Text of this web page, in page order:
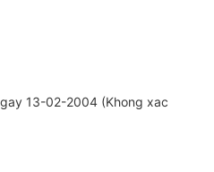
13-02-2004 (Khong xac